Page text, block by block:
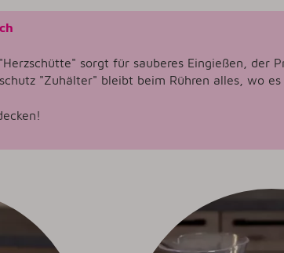
sorgt für sauberes Eingießen, der
"Zuhälter" bleibt beim Rühren alles, wo es